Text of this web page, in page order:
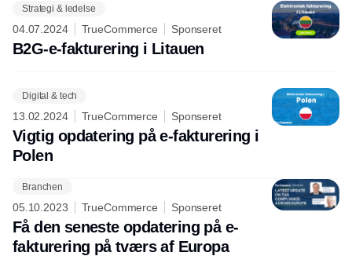
Strategi & ledelse
04.07.2024 TrueCommerce Sponseret
B2G-e-fakturering i Litauen
Digital & tech
13.02.2024 TrueCommerce Sponseret
Vigtig opdatering på e-fakturering i
Polen
Branchen
05.10.2023 TrueCommerce Sponseret
Få den seneste opdatering på e-
fakturering på tværs af Europa